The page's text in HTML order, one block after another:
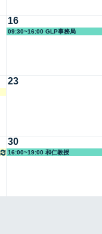
16
09:30~16:00 GLP事務局
23
30
16:00~19:00 和仁教授